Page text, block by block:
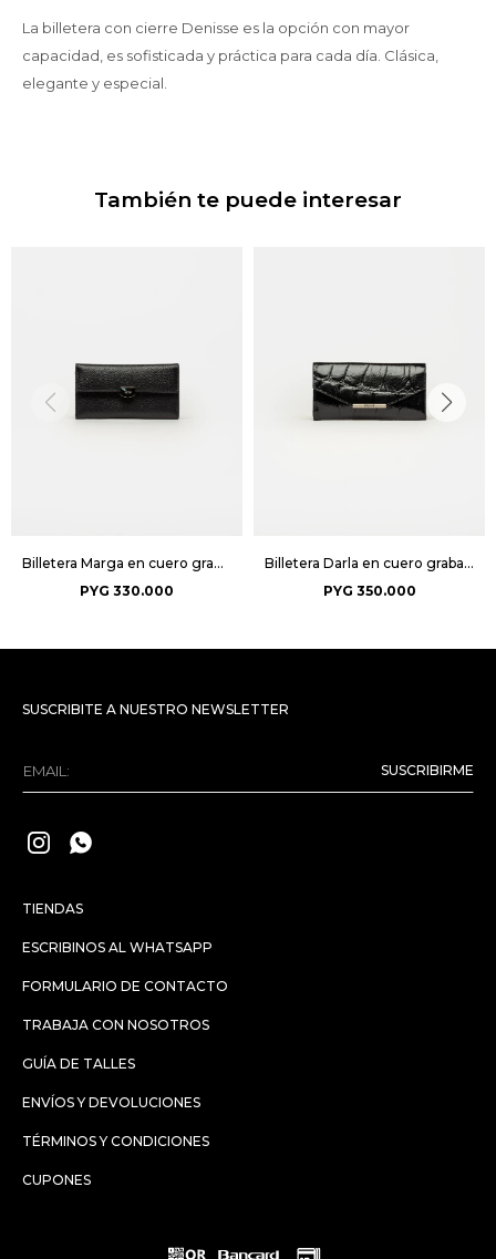
La billetera con cierre Denisse es la opción con mayor
capacidad, es sofisticada y práctica para cada día. Clásica,
elegante y especial.
También te puede interesar
Billetera Marga en cuero graneado - Negro
PYG 330.000
Billetera Darla en cuero grabado big croco - Negro
PYG 350.000
TIENDAS
ESCRIBINOS AL WHATSAPP
FORMULARIO DE CONTACTO
TRABAJA CON NOSOTROS
GUÍA DE TALLES
ENVÍOS Y DEVOLUCIONES
TÉRMINOS Y CONDICIONES
CUPONES
SUSCRIBITE A NUESTRO NEWSLETTER
SUSCRIBIRME
 